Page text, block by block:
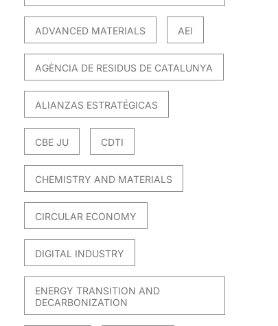
ADVANCED MATERIALS AEI
AGÈNCIA DE RESIDUS DE CATALUNYA
ALIANZAS ESTRATÉGICAS
CBE JU CDTI
CHEMISTRY AND MATERIALS
CIRCULAR ECONOMY
DIGITAL INDUSTRY
ENERGY TRANSITION AND
DECARBONIZATION